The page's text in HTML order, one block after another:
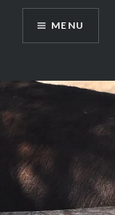
MENU